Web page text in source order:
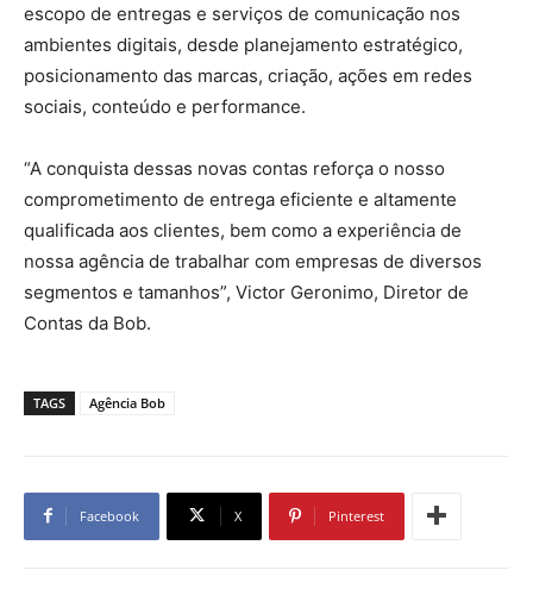
escopo de entregas e serviços de comunicação nos
ambientes digitais, desde planejamento estratégico,
posicionamento das marcas, criação, ações em redes
sociais, conteúdo e performance.
“A conquista dessas novas contas reforça o nosso
comprometimento de entrega eficiente e altamente
qualificada aos clientes, bem como a experiência de
nossa agência de trabalhar com empresas de diversos
segmentos e tamanhos”, Victor Geronimo, Diretor de
Contas da Bob.
TAGS Agência Bob
Facebook X Pinterest